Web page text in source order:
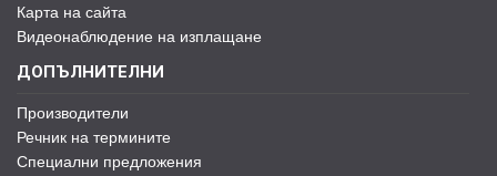
Карта на сайта
Видеонаблюдение на изплащане
ДОПЪЛНИТЕЛНИ
Производители
Речник на термините
Специални предложения